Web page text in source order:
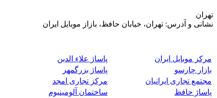
تهران
نشانی و آدرس: تهران، خیابان حافظ، بازاز موبایل ایران
مرکز موبایل ایران
پاساژ علاء الدین
بازار چارسو
پاساژ بزرگمهر
مجتمع تجاری ایرانیان
مرکز تجاری امجد
پاساژ حافظ
ساختمان آلومینیوم